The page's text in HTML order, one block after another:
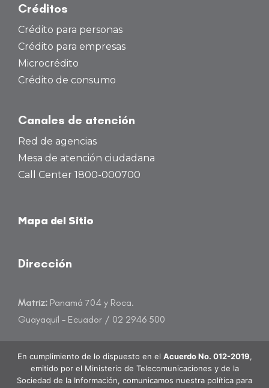
Créditos
Crédito para personas
Crédito para empresas
Microcrédito
Crédito de consumo
Canales de atención
Red de agencias
Mesa de atención ciudadana
Call Center 1800-000700
Mapa del Sitio
Dirección
Matriz: Panamá 704 y Roca.
Guayaquil – Ecuador / 02 2946 500
atencioncliente@banecuador.fin.ec
En cumplimiento de lo dispuesto en el Acuerdo No. 012-2019,
emitido por el Ministerio de Telecomunicaciones y de la
Sociedad de la Información, comunicamos nuestra política para